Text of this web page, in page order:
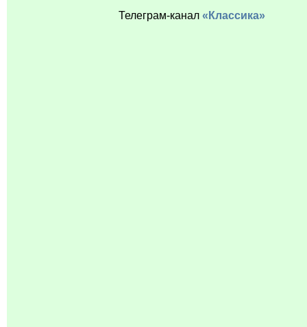
Телеграм-канал «Классика»